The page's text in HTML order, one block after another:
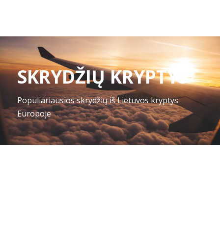
SKRYDŽIŲ KRYPTYS
Populiariausios skrydžių iš Lietuvos kryptys
Europoje